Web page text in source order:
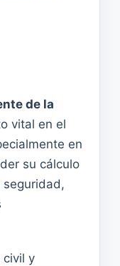
de la
vital en el
en
su cálculo
seguridad,
civil y